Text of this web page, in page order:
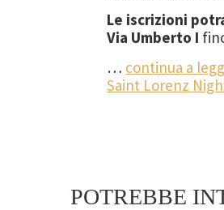
Le iscrizioni
Via Umberto I
… continua a
Saint Lorenz
POTREBBE